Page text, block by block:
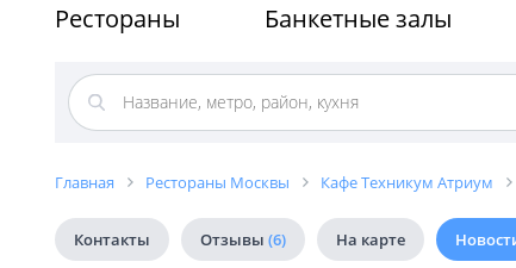
Рестораны Банкетные залы
Главная Рестораны Москвы Кафе Техникум Атриум
Контакты Отзывы (6) На карте